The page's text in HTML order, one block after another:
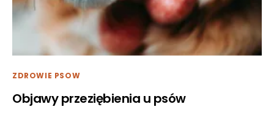
ZDROWIE PSOW
Objawy przeziębienia u psów